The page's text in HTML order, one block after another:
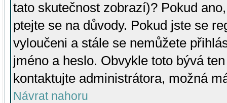
tato skutečnost zobrazí)? Pokud
ptejte se na důvody. Pokud jste se
vyloučeni a stále se nemůžete
jméno a heslo. Obvykle toto bývá
kontaktujte administrátora, možná
Návrat nahoru